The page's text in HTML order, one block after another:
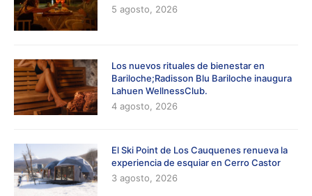
5 agosto, 2026
Los nuevos rituales de bienestar en
Bariloche;Radisson Blu Bariloche inaugura
Lahuen WellnessClub.
4 agosto, 2026
El Ski Point de Los Cauquenes renueva la
experiencia de esquiar en Cerro Castor
3 agosto, 2026